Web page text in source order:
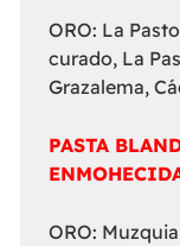
ORO: La
curado, La
Grazalema,
PASTA
ORO: